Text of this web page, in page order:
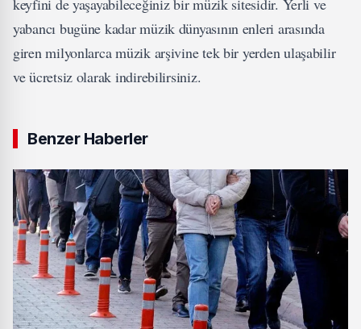
keyfini de yaşayabileceğiniz bir müzik sitesidir. Yerli ve
yabancı bugüne kadar müzik dünyasının enleri arasında
giren milyonlarca müzik arşivine tek bir yerden ulaşabilir
ve ücretsiz olarak indirebilirsiniz.
Benzer Haberler